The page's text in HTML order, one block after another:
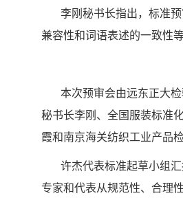
李刚秘书长指出，标准
兼容性和词语表述的一致性
本次预审会由远东正大
秘书长李刚、全国服装标准
霞和南京海关纺织工业产品
许杰代表标准起草小组
专家和代表从规范性、合理